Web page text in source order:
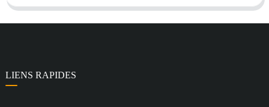
LIENS RAPIDES